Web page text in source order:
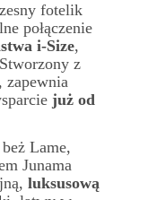
fotelik
połączenie
i-Size,
z
zapewnia
już od
beż Lame,
Junama
luksusową